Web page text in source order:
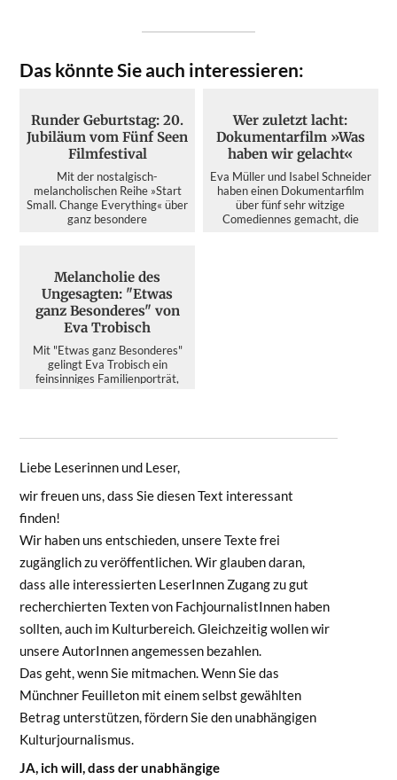
Das könnte Sie auch interessieren:
Runder Geburtstag: 20.
Jubiläum vom Fünf Seen
Filmfestival
Mit der nostalgisch-
melancholischen Reihe »Start
Small. Change Everything« über
ganz besondere
Wer zuletzt lacht:
Dokumentarfilm »Was
haben wir gelacht«
Eva Müller und Isabel Schneider
haben einen Dokumentarfilm
über fünf sehr witzige
Comediennes gemacht, die
Melancholie des
Ungesagten: "Etwas
ganz Besonderes" von
Eva Trobisch
Mit "Etwas ganz Besonderes"
gelingt Eva Trobisch ein
feinsinniges Familienporträt,
Liebe Leserinnen und Leser,
wir freuen uns, dass Sie diesen Text interessant
finden!
Wir haben uns entschieden, unsere Texte frei
zugänglich zu veröffentlichen. Wir glauben daran,
dass alle interessierten LeserInnen Zugang zu gut
recherchierten Texten von FachjournalistInnen haben
sollten, auch im Kulturbereich. Gleichzeitig wollen wir
unsere AutorInnen angemessen bezahlen.
Das geht, wenn Sie mitmachen. Wenn Sie das
Münchner Feuilleton mit einem selbst gewählten
Betrag unterstützen, fördern Sie den unabhängigen
Kulturjournalismus.
JA, ich will, dass der unabhängige